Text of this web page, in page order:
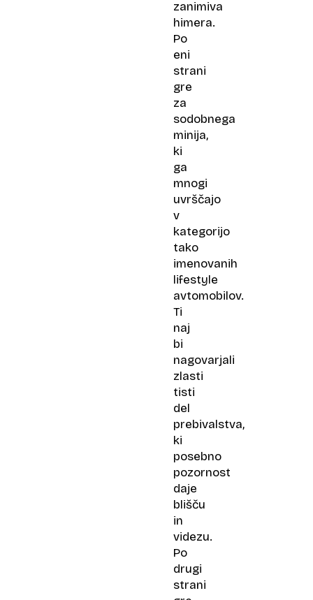
zanimiva
himera.
Po
eni
strani
gre
za
sodobnega
minija,
ki
ga
mnogi
uvrščajo
v
kategorijo
tako
imenovanih
lifestyle
avtomobilov.
Ti
naj
bi
nagovarjali
zlasti
tisti
del
prebivalstva,
ki
posebno
pozornost
daje
blišču
in
videzu.
Po
drugi
strani